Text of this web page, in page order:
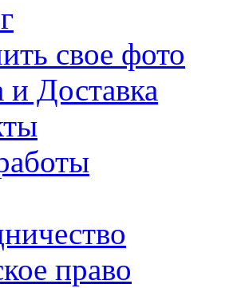
свое фото
и Доставка
право